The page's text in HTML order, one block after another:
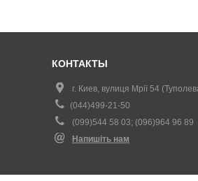
КОНТАКТЫ
г. Киев, вулиця Мрії 54
(044)499-21-50
(099)544 58 03; (096)964 96 89
Напишіть нам